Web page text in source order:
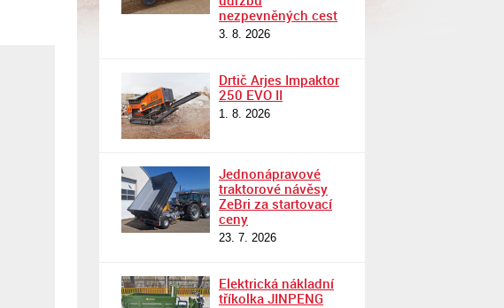
nezpevněných cest
3. 8. 2026
Drtič Arjes Impaktor
250 EVO II
1. 8. 2026
Jednonápravové
traktorové návěsy
ZeBri za startovací
ceny
23. 7. 2026
Elektrická nákladní
tříkolka JINPENG